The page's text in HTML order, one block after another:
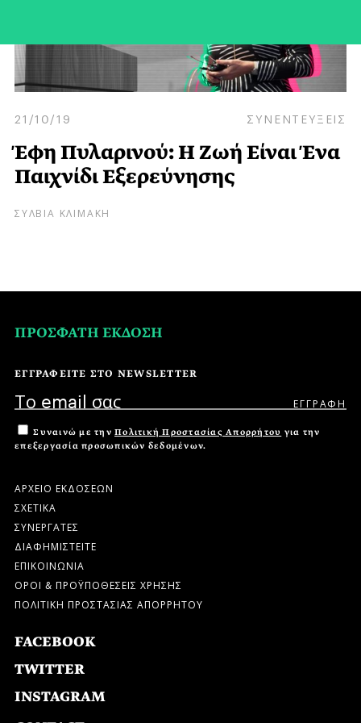
21/10/19 ΣΥΝΕΝΤΕΥΞΕΙΣ
Έφη Πυλαρινού: Η Ζωή Είναι Ένα
Παιχνίδι Εξερεύνησης
ΣΥΛΒΙΑ ΚΛΙΜΑΚΗ
ΠΡΟΣΦΑΤΗ ΕΚΔΟΣΗ
ΕΓΓΡΑΦΕΙΤΕ ΣΤΟ NEWSLETTER
Συναινώ με την Πολιτική Προστασίας Απορρήτου για την
επεξεργασία προσωπικών δεδομένων.
ΑΡΧΕΙΟ ΕΚΔΟΣΕΩΝ
ΣΧΕΤΙΚΑ
ΣΥΝΕΡΓΑΤΕΣ
ΔΙΑΦΗΜΙΣΤΕΙΤΕ
ΕΠΙΚΟΙΝΩΝΙΑ
ΟΡΟΙ & ΠΡΟΫΠΟΘΕΣΕΙΣ ΧΡΗΣΗΣ
ΠΟΛΙΤΙΚΗ ΠΡΟΣΤΑΣΙΑΣ ΑΠΟΡΡΗΤΟΥ
FACEBOOK
TWITTER
INSTAGRAM